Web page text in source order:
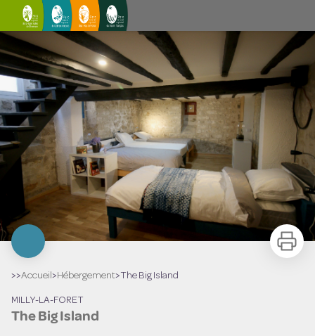
The Big Island
Imprimer
>>Accueil > Hébergement>The Big Island
MILLY-LA-FORET
The Big Island